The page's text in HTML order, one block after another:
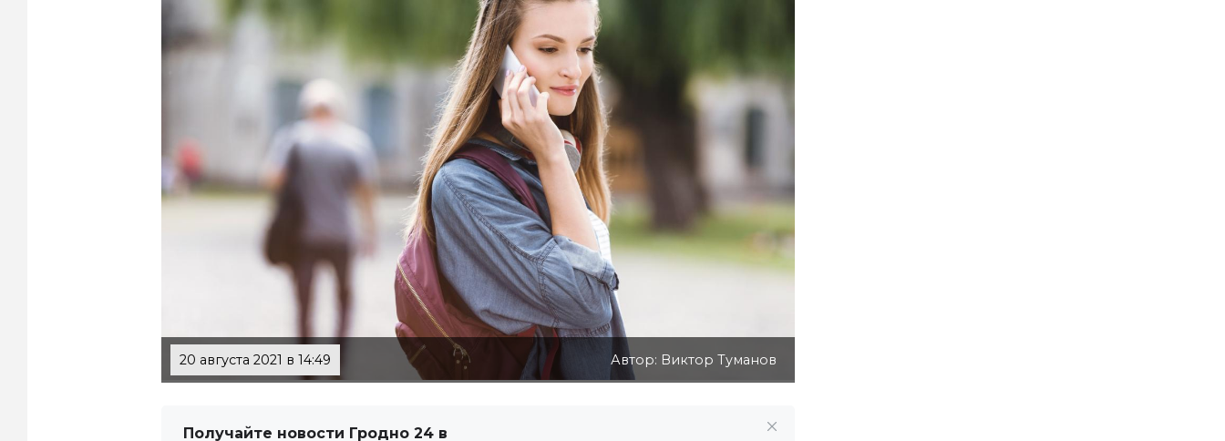
20 августа 2021 в 14:49 Автор: Виктор Туманов
Получайте новости Гродно 24 в